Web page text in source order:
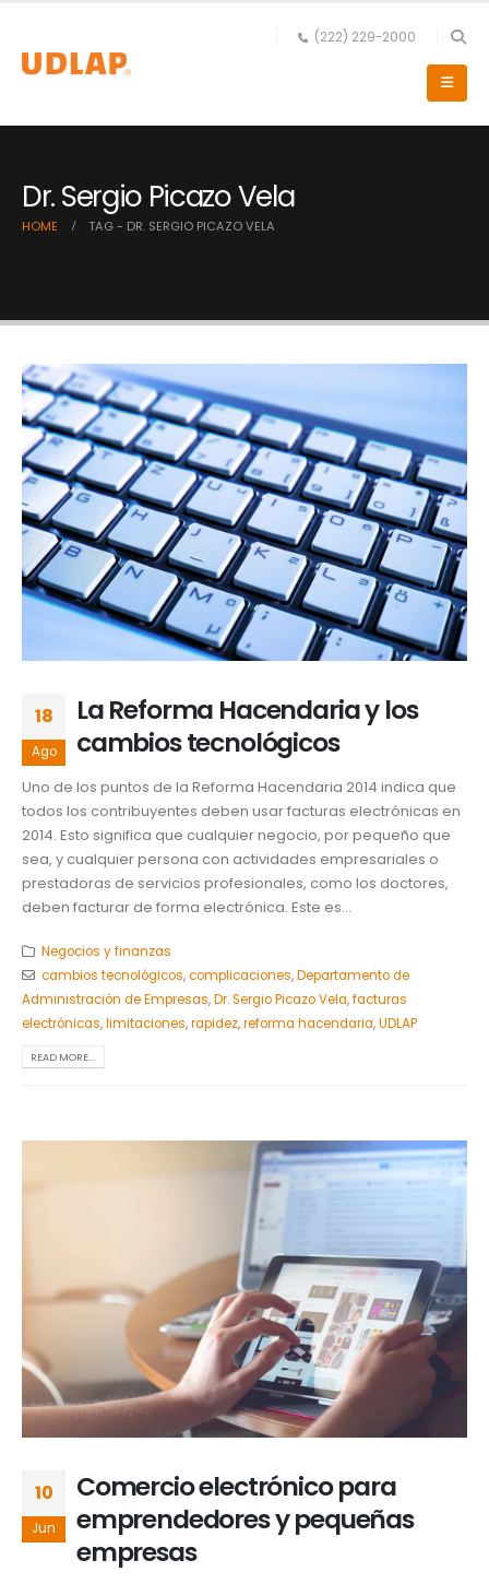
(222) 229-2000
Dr. Sergio Picazo Vela
HOME TAG - DR. SERGIO PICAZO VELA
18
Ago
La Reforma Hacendaria y los
cambios tecnológicos
Uno de los puntos de la Reforma Hacendaria 2014 indica que
todos los contribuyentes deben usar facturas electrónicas en
2014. Esto significa que cualquier negocio, por pequeño que
sea, y cualquier persona con actividades empresariales o
prestadoras de servicios profesionales, como los doctores,
deben facturar de forma electrónica. Este es...
Negocios y finanzas
cambios tecnológicos,complicaciones,Departamento de
Administración de Empresas,Dr. Sergio Picazo Vela,facturas
electrónicas,limitaciones,rapidez,reforma hacendaria,UDLAP
READ MORE...
10
Jun
Comercio electrónico para
emprendedores y pequeñas
empresas